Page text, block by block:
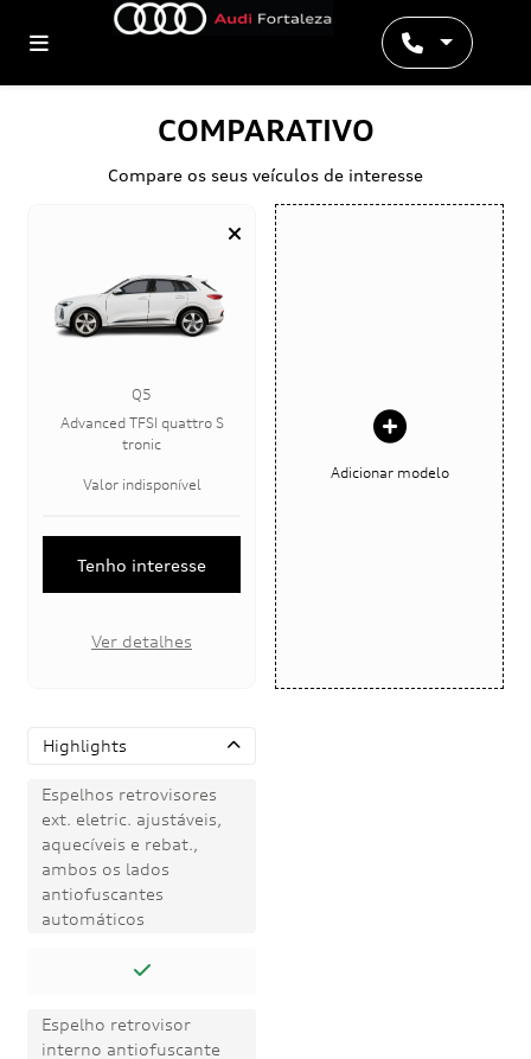
COMPARATIVO
Compare os seus veículos de interesse
Q5
Advanced TFSI quattro S
tronic
Valor indisponível
Tenho interesse
Ver detalhes
Adicionar modelo
Highlights
Espelhos retrovisores
ext. eletric. ajustáveis,
aquecíveis e rebat.,
ambos os lados
antiofuscantes
automáticos
Espelho retrovisor
interno antiofuscante